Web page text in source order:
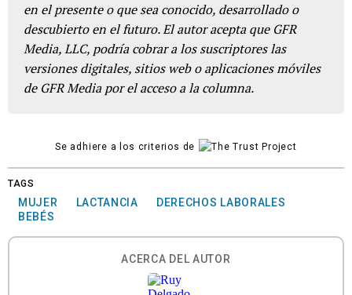
en el presente o que sea conocido, desarrollado o
descubierto en el futuro. El autor acepta que GFR
Media, LLC, podría cobrar a los suscriptores las
versiones digitales, sitios web o aplicaciones móviles
de GFR Media por el acceso a la columna.
Se adhiere a los criterios de
TAGS
MUJER LACTANCIA
DERECHOS LABORALES
BEBÉS
ACERCA DEL AUTOR